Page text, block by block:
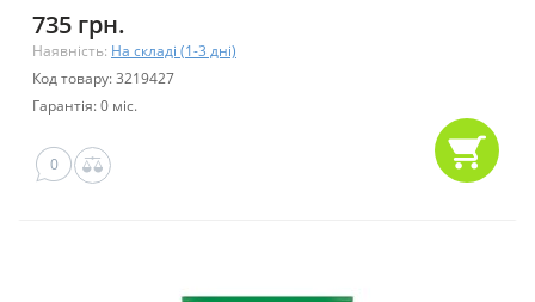
735 грн.
Наявність: На складі (1-3 дні)
Код товару: 3219427
Гарантія: 0 міс.
0